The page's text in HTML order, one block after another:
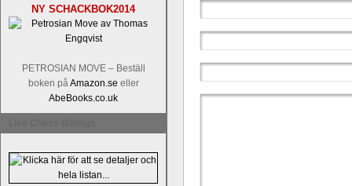
NY SCHACKBOK2014
PETROSIAN MOVE – Beställ
boken påAmazon.se eller
AbeBooks.co.uk